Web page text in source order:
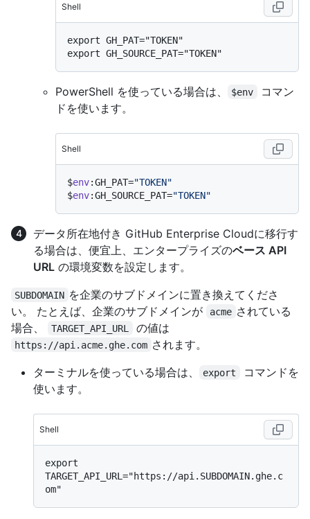
Shell
export GH_PAT="TOKEN"
PowerShell を使っている場合は、 $env
コマン
ドを使います。
Shell
$env:GH_PAT="TOKEN"
$env:GH_SOURCE_PAT="TOKEN"
データ所在地付き GitHub Enterprise Cloudに移行す
る場合は、便宜上、エンタープライズのベース API
URL の環境変数を設定します。
SUBDOMAIN を企業のサブドメインに置き換えてくださ
い。 たとえば、企業のサブドメインが
acme されている
場合、
TARGET_API_URL の値は
https://api.acme.ghe.com されます。
ターミナルを使っている場合は、
export
コマンドを
使います。
Shell
export
TARGET_API_URL="https://api.SUBDOMAIN.ghe.c